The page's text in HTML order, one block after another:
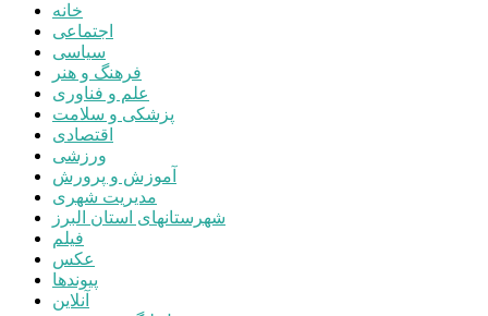
خانه
اجتماعی
سیاسی
فرهنگ و هنر
علم و فناوری
پزشکی و سلامت
اقتصادی
ورزشی
آموزش و پرورش
مدیریت شهری
شهرستانهای استان البرز
فیلم
عکس
پیوندها
آنلاین